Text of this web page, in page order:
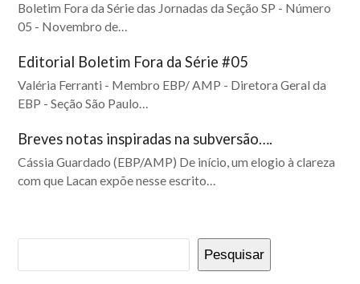
Boletim Fora da Série das Jornadas da Seção SP - Número
05 - Novembro de…
Editorial Boletim Fora da Série #05
Valéria Ferranti - Membro EBP/ AMP - Diretora Geral da
EBP - Seção São Paulo…
Breves notas inspiradas na subversão….
Cássia Guardado (EBP/AMP) De início, um elogio à clareza
com que Lacan expõe nesse escrito…
Pesquisar